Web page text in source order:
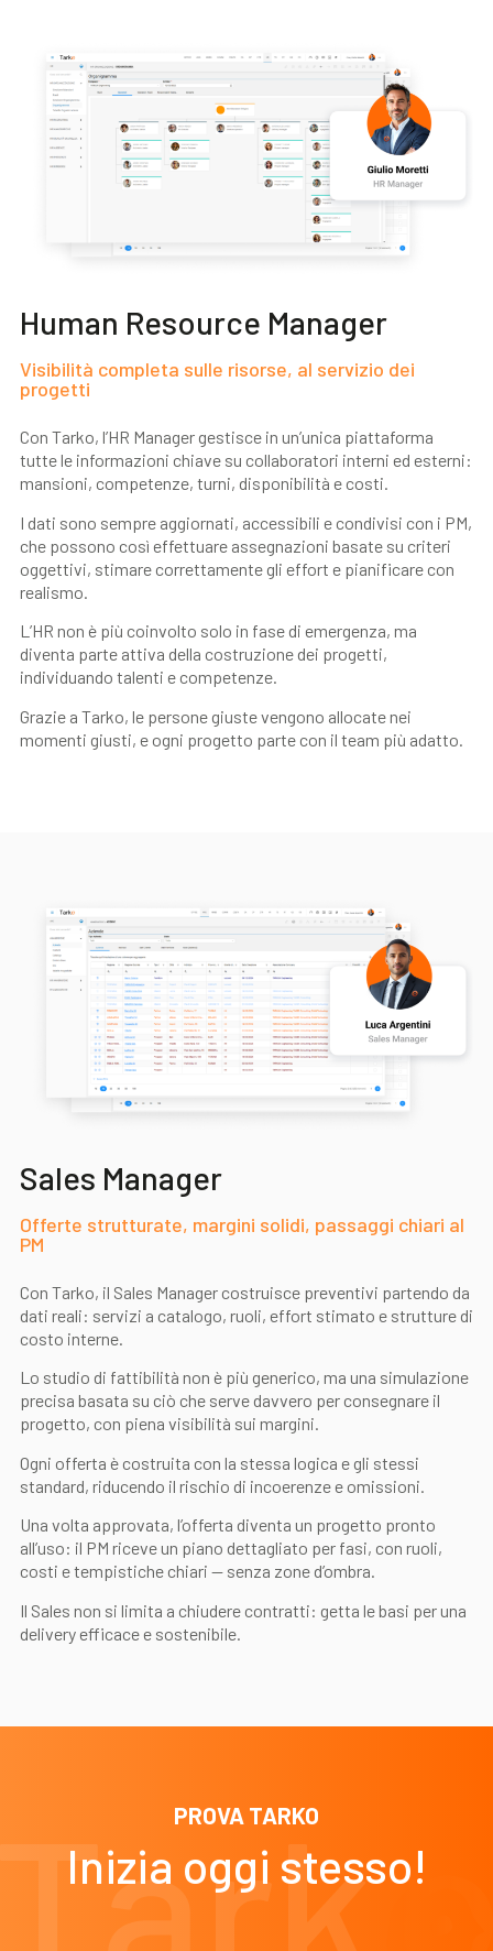
Human Resource Manager
Visibilità completa sulle risorse, al servizio dei
progetti
Con Tarko, l’HR Manager gestisce in un’unica piattaforma
tutte le informazioni chiave su collaboratori interni ed esterni:
mansioni, competenze, turni, disponibilità e costi.
I dati sono sempre aggiornati, accessibili e condivisi con i PM,
che possono così effettuare assegnazioni basate su criteri
oggettivi, stimare correttamente gli effort e pianificare con
realismo.
L’HR non è più coinvolto solo in fase di emergenza, ma
diventa parte attiva della costruzione dei progetti,
individuando talenti e competenze.
Grazie a Tarko, le persone giuste vengono allocate nei
momenti giusti, e ogni progetto parte con il team più adatto.
Sales Manager
Offerte strutturate, margini solidi, passaggi chiari al
PM
Con Tarko, il Sales Manager costruisce preventivi partendo da
dati reali: servizi a catalogo, ruoli, effort stimato e strutture di
costo interne.
Lo studio di fattibilità non è più generico, ma una simulazione
precisa basata su ciò che serve davvero per consegnare il
progetto, con piena visibilità sui margini.
Ogni offerta è costruita con la stessa logica e gli stessi
standard, riducendo il rischio di incoerenze e omissioni.
Una volta approvata, l’offerta diventa un progetto pronto
all’uso: il PM riceve un piano dettagliato per fasi, con ruoli,
costi e tempistiche chiari — senza zone d’ombra.
Il Sales non si limita a chiudere contratti: getta le basi per una
delivery efficace e sostenibile.
PROVA TARKO
Inizia oggi stesso!